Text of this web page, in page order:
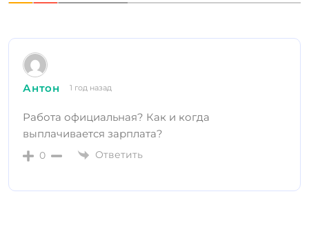
Антон 1 год назад
Работа официальная? Как и когда
выплачивается зарплата?
0 Ответить